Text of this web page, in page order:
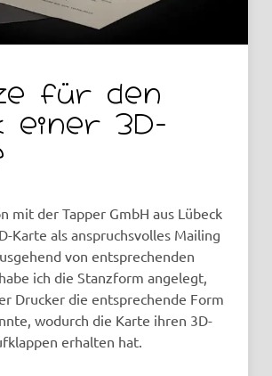
für den
einer 3D-
mit der Tapper GmbH aus Lübeck
Karte als anspruchsvolles Mailing
von entsprechenden
ich die Stanzform angelegt,
Drucker die entsprechende Form
wodurch die Karte ihren 3D-
erhalten hat.